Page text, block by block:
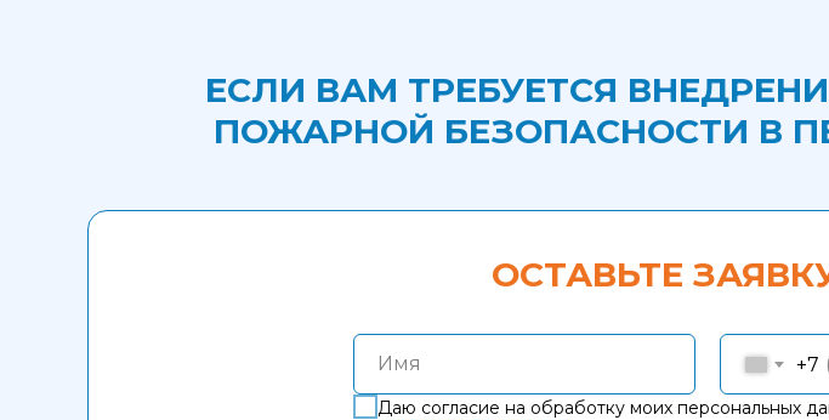
ЕСЛИ ВАМ ТРЕБУЕТСЯ
ПОЖАРНОЙ БЕЗОПАСНОСТИ В
Имя +7
Даю согласие на обработку моих персональных
ОСТАВЬТЕ